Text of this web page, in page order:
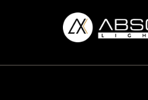
Rien n’a